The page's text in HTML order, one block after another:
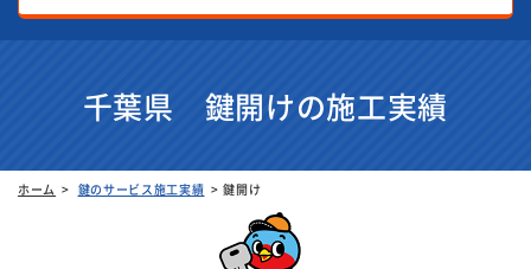
千葉県 鍵開けの施工実績
ホーム 鍵のサービス施工実績 鍵開け